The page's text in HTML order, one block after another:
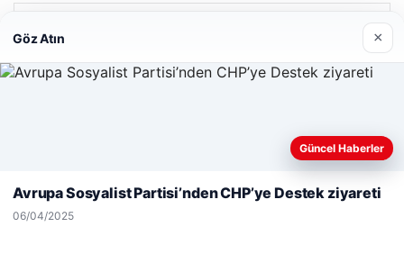
Web sitemizi nasıl kullandığınızı daha iyi anlayabilmek,
deneyiminizi kişiselleştirmek ve geliştirmek amacıyla çerezler
Reddet
Göz Atın ×
Güncel Haberler
Avrupa Sosyalist Partisi’nden CHP’ye Destek ziyareti
06/04/2025